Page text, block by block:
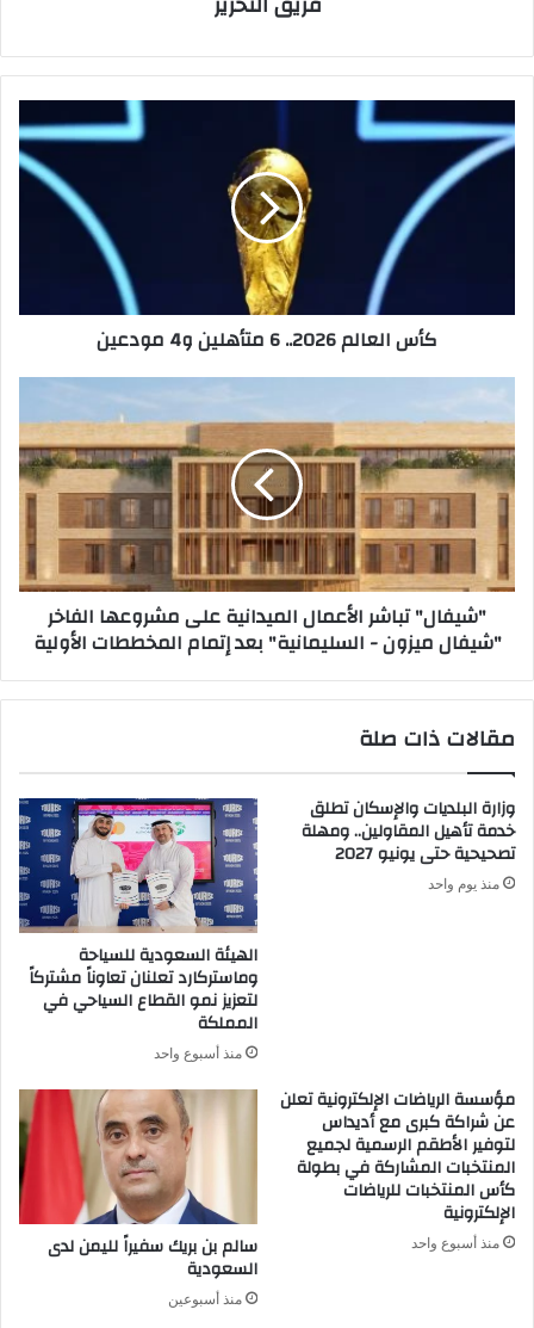
العالم
2026..
كأس العالم 2026.. 6 متأهلين و4 مودعين
"شيفال"
الأعمال
الميدانية
على
مشروعها
الفاخر
"شيفال
ميزون
السليمانية"
الأولية
"شيفال" تباشر الأعمال الميدانية على مشروعها الفاخر
"شيفال ميزون - السليمانية" بعد إتمام المخططات الأولية
مقالات ذات صلة
وزارة البلديات والإسكان تطلق
خدمة تأهيل المقاولين.. ومهلة
تصحيحية حتى يونيو 2027
منذ يوم واحد
الهيئة السعودية للسياحة
وماستركارد تعلنان تعاوناً مشتركاً
لتعزيز نمو القطاع السياحي في
المملكة
منذ أسبوع واحد
مؤسسة الرياضات الإلكترونية تعلن
عن شراكة كبرى مع أديداس
لتوفير الأطقم الرسمية لجميع
المنتخبات المشاركة في بطولة
كأس المنتخبات للرياضات
الإلكترونية
منذ أسبوع واحد سالم بن بريك سفيراً لليمن لدى
السعودية
منذ أسبوعين